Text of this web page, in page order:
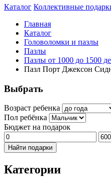
Каталог Коллективные
Главная
Каталог
Головоломки и пазлы
Пазлы
Пазлы от 1000 до 1500
Пазл Порт Джексон
Выбрать
Возраст ребенка
Пол ребёнка
Бюджет на подарок
Найти подарки
Категории